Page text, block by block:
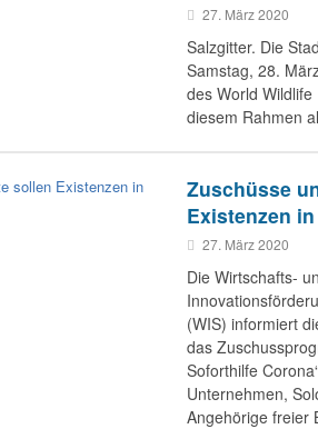
27. März 2020
Salzgitter​. Die
Samstag, 28.
des World
diesem Rahmen
Zuschüsse
Existenzen
27. März 2020
Die Wirtschafts-
(WIS) informiert
das
Soforthilfe
Unternehmen,
Angehörige freier